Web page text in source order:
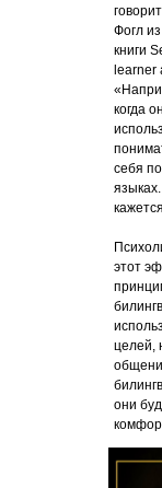
Фогл
книги
learner
когда
себя
этот
целей,
они